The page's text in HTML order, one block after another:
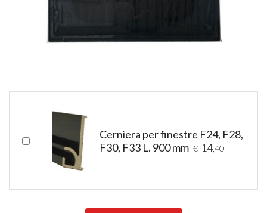
Cerniera per finestre F24, F28,
F30, F33 L. 900 mm € 14,40